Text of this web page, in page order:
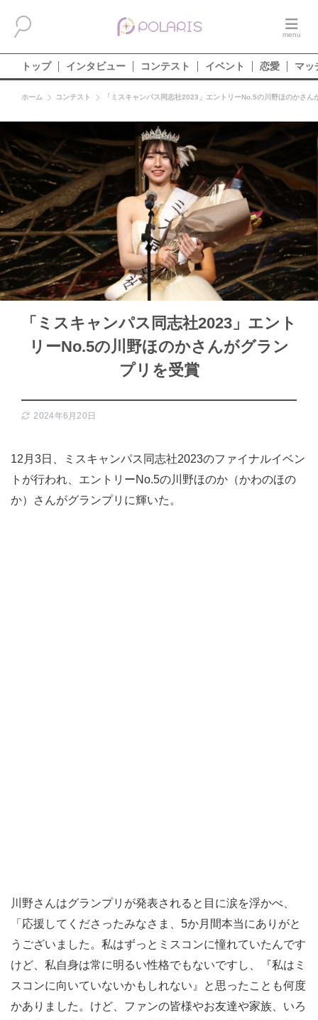
トップ インタビュー コンテスト イベント 恋愛 マッ
ホーム コンテスト 「ミスキャンパス同志社2023」エントリーNo.5の川野ほのかさん
「ミスキャンパス同志社2023」エント
リーNo.5の川野ほのかさんがグラン
プリを受賞
2024年6月20日
12月3日、ミスキャンパス同志社2023のファイナルイベン
トが行われ、エントリーNo.5の川野ほのか（かわのほの
か）さんがグランプリに輝いた。
川野さんはグランプリが発表されると目に涙を浮かべ、
「応援してくださったみなさま、5か月間本当にありがと
うございました。私はずっとミスコンに憧れていたんです
けど、私自身は常に明るい性格でもないですし、『私はミ
スコンに向いていないかもしれない』と思ったことも何度
かありました。けど、ファンの皆様やお友達や家族、いろ